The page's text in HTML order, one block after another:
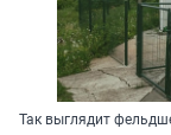
Так выглядит